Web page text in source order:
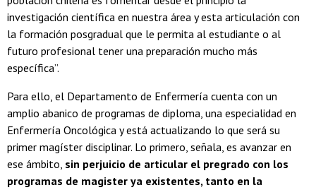
investigación científica en nuestra área y esta articulación con
la formación posgradual que le permita al estudiante o al
futuro profesional tener una preparación mucho más
específica”.
Para ello, el Departamento de Enfermería cuenta con un
amplio abanico de programas de diploma, una especialidad en
Enfermería Oncológica y está actualizando lo que será su
primer magíster disciplinar. Lo primero, señala, es avanzar en
ese ámbito, sin perjuicio de articular el pregrado con los
programas de magister ya existentes, tanto en la